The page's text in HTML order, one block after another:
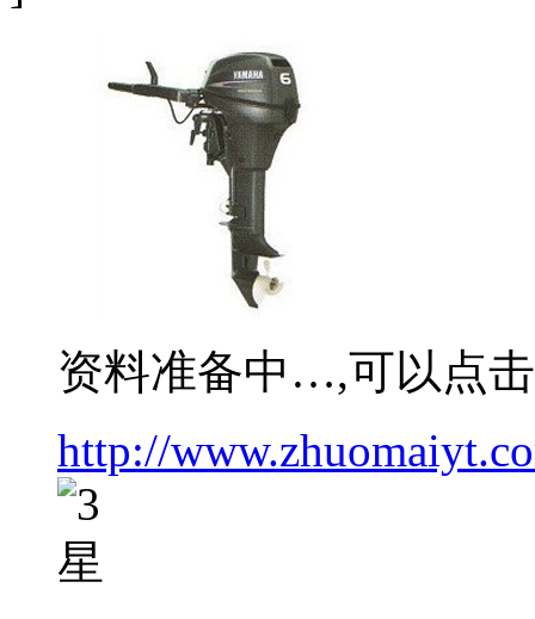
资料准备中…,可以点
http://